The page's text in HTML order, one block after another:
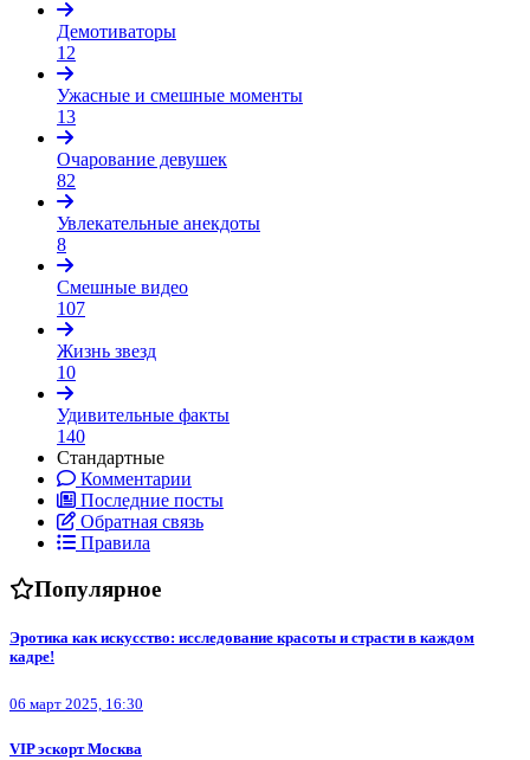
Демотиваторы
12
Ужасные и смешные моменты
13
Очарование девушек
82
Увлекательные анекдоты
8
Смешные видео
107
Жизнь звезд
10
Удивительные факты
140
Стандартные
Комментарии
Последние посты
Обратная связь
Правила
Популярное
Эротика как искусство: исследование красоты и страсти в каждом
кадре!
06 март 2025, 16:30
VIP эскорт Москва